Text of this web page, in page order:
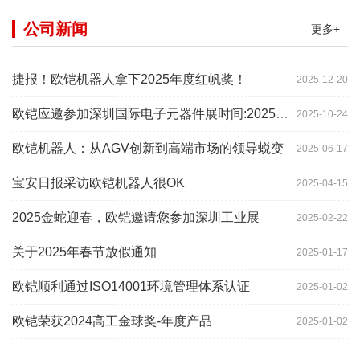
更多+
公司新闻
2025-12-20
捷报！欧铠机器人拿下2025年度红帆奖！
2025-10-24
欧铠应邀参加深圳国际电子元器件展时间:2025年10月28-
2025-06-17
欧铠机器人：从AGV创新到高端市场的领导蜕变
2025-04-15
宝安日报采访欧铠机器人很OK
2025-02-22
2025金蛇迎春，欧铠邀请您参加深圳工业展
2025-01-17
关于2025年春节放假通知
2025-01-02
欧铠顺利通过ISO14001环境管理体系认证
2025-01-02
欧铠荣获2024高工金球奖-年度产品